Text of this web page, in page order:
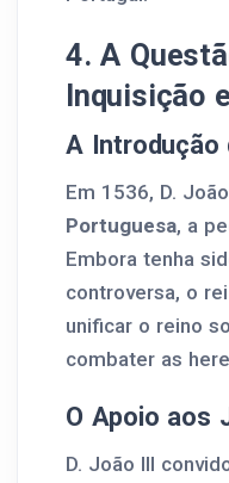
4. A
Inquisição
A Introdução
Em 1536, D.
Portuguesa, a
Embora tenha
controversa, o
unificar o reino
combater as
O Apoio aos
D. João III